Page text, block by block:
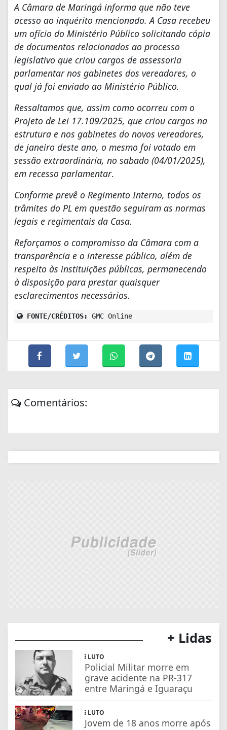
A Câmara de Maringá informa que não teve
acesso ao inquérito mencionado. A Casa recebeu
um ofício do Ministério Público solicitando cópia
de documentos relacionados ao processo
legislativo que criou cargos de assessoria
parlamentar nos gabinetes dos vereadores, o
qual já foi enviado ao Ministério Público.
Ressaltamos que, assim como ocorreu com o
Projeto de Lei 17.109/2025, que criou cargos na
estrutura e nos gabinetes do novos vereadores,
de janeiro deste ano, o mesmo foi votado em
sessão extraordinária, no sabado (04/01/2025),
em recesso parlamentar.
Conforme prevê o Regimento Interno, todos os
trâmites do PL em questão seguiram as normas
legais e regimentais da Casa.
Reforçamos o compromisso da Câmara com a
transparência e o interesse público, além de
respeito às instituições públicas, permanecendo
à disposição para prestar quaisquer
esclarecimentos necessários.
FONTE/CRÉDITOS: GMC Online
Comentários:
+ Lidas
LUTO
Policial Militar morre em
grave acidente na PR-317
entre Maringá e Iguaraçu
LUTO
Jovem de 18 anos morre após